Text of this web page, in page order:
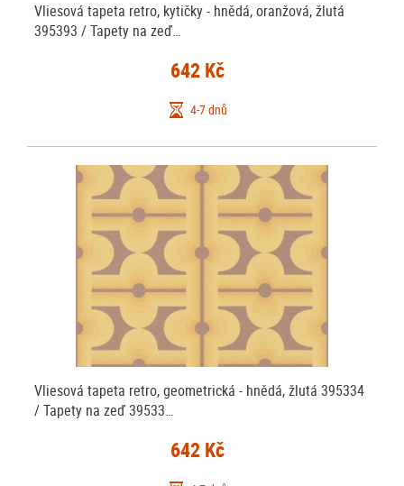
Vliesová tapeta retro, kytičky - hnědá, oranžová, žlutá
395393 / Tapety na zeď…
642 Kč
4-7 dnů
Vliesová tapeta retro, geometrická - hnědá, žlutá 395334
/ Tapety na zeď 39533…
642 Kč